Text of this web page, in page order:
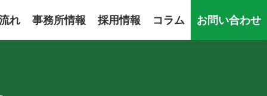
れ 事務所情報 採用情報 コラム お問い合わせ